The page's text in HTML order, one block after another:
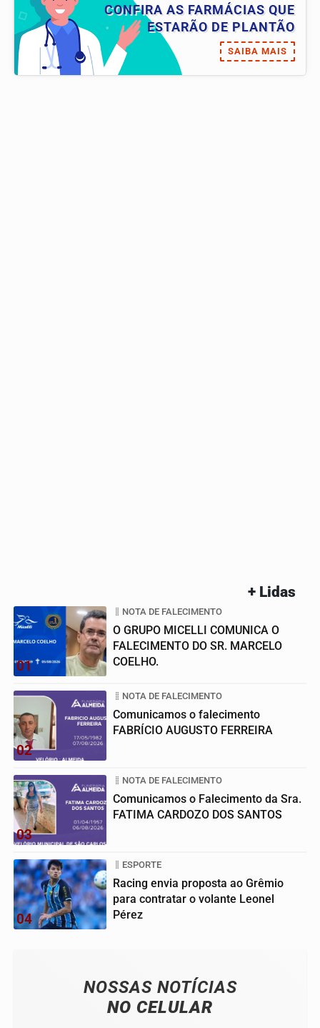
CONFIRA AS FARMÁCIAS QUE
ESTARÃO DE PLANTÃO
SAIBA MAIS
+ Lidas
01
NOTA DE FALECIMENTO
O GRUPO MICELLI COMUNICA O
FALECIMENTO DO SR. MARCELO
COELHO.
02
NOTA DE FALECIMENTO
Comunicamos o falecimento
FABRÍCIO AUGUSTO FERREIRA
03
NOTA DE FALECIMENTO
Comunicamos o Falecimento da Sra.
FATIMA CARDOZO DOS SANTOS
04
ESPORTE
Racing envia proposta ao Grêmio
para contratar o volante Leonel
Pérez
NOSSAS NOTÍCIAS
NO CELULAR